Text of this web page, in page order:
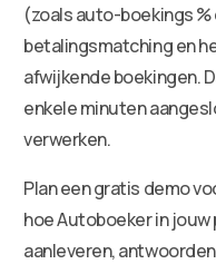
(zoals auto-boekings
betalingsmatching en
afwijkende boekingen.
enkele minuten
verwerken.
Plan een gratis demo
hoe Autoboeker in
aanleveren,